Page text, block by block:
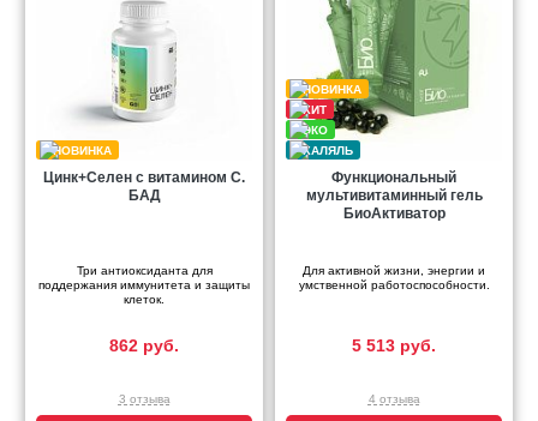
Цинк+Селен с витамином С.
БАД
Три антиоксиданта для
поддержания иммунитета и защиты
клеток.
862 руб.
3 отзыва
Функциональный
мультивитаминный гель
БиоАктиватор
Для активной жизни, энергии и
умственной работоспособности.
5 513 руб.
4 отзыва